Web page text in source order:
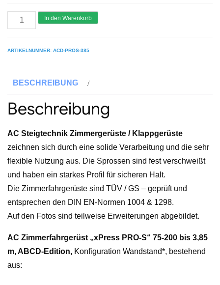
Steigtechnik
Zimmerfahrgerüst,
3,85
&
1298
Menge
In den Warenkorb
ARTIKELNUMMER: ACD-PROS-385
BESCHREIBUNG
Beschreibung
AC Steigtechnik Zimmergerüste / Klappgerüste
zeichnen sich durch eine solide Verarbeitung und die sehr
flexible Nutzung aus. Die Sprossen sind fest verschweißt
und haben ein starkes Profil für sicheren Halt.
Die Zimmerfahrgerüste sind TÜV / GS – geprüft und
entsprechen den DIN EN-Normen 1004 & 1298.
Auf den Fotos sind teilweise Erweiterungen abgebildet.
AC Zimmerfahrgerüst „xPress PRO-S“ 75-200 bis 3,85
m, ABCD-Edition, Konfiguration Wandstand*, bestehend
aus: